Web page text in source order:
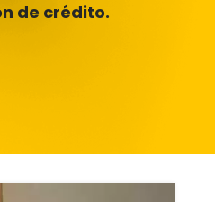
de crédito.